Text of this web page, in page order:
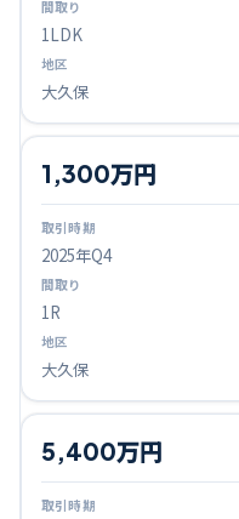
1LDK
大久保
2025年Q4
1,300万円
1R
大久保
5,400万円